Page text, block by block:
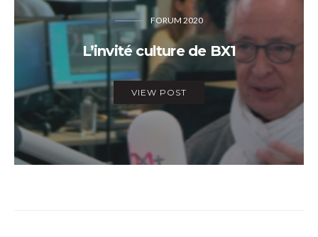
FORUM 2020
L’invité culture de BX1
VIEW POST